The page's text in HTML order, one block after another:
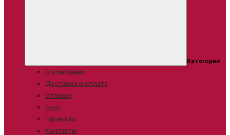
Категории
О компании
Доставка и оплата
Отзывы
Блог
Гарантии
Контакты